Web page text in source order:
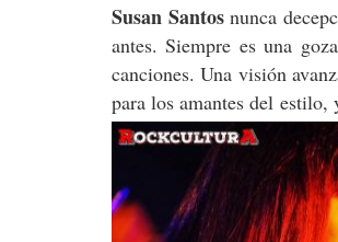
Susan Santosnunca
antes. Siempre es una
canciones. Una visión
para los amantes del